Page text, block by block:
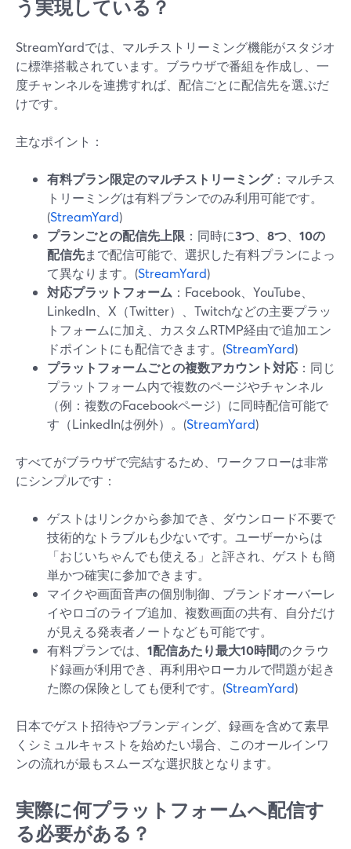
う実現している？
StreamYardでは、マルチストリーミング機能がスタジオ
に標準搭載されています。ブラウザで番組を作成し、一
度チャンネルを連携すれば、配信ごとに配信先を選ぶだ
けです。
主なポイント：
有料プラン限定のマルチストリーミング：マルチス
トリーミングは有料プランでのみ利用可能です。
(StreamYard)
プランごとの配信先上限 ：同時に3つ 8つ
10の
配信先まで配信可能で、選択した有料プランによっ
て異なります。(StreamYard)
対応プラットフォーム ：Facebook、YouTube、
LinkedIn、X（Twitter）、Twitchなどの主要プラッ
トフォームに加え、カスタムRTMP経由で追加エン
ドポイントにも配信できます。(StreamYard)
プラットフォームごとの複数アカウント対応 ：同じ
プラットフォーム内で複数のページやチャンネル
（例：複数のFacebookページ）に同時配信可能で
す（LinkedInは例外）。(StreamYard)
すべてがブラウザで完結するため、ワークフローは非常
にシンプルです：
ゲストはリンクから参加でき、ダウンロード不要で
技術的なトラブルも少ないです。ユーザーからは
「おじいちゃんでも使える」と評され、ゲストも簡
単かつ確実に参加できます。
マイクや画面音声の個別制御、ブランドオーバーレ
イやロゴのライブ追加、複数画面の共有、自分だけ
が見える発表者ノートなども可能です。
有料プランでは、 1配信あたり最大10時間のクラウ
ド録画が利用でき、再利用やローカルで問題が起き
た際の保険としても便利です。(StreamYard)
日本でゲスト招待やブランディング、録画を含めて素早
くシミュルキャストを始めたい場合、このオールインワ
ンの流れが最もスムーズな選択肢となります。
実際に何プラットフォームへ配信す
る必要がある？